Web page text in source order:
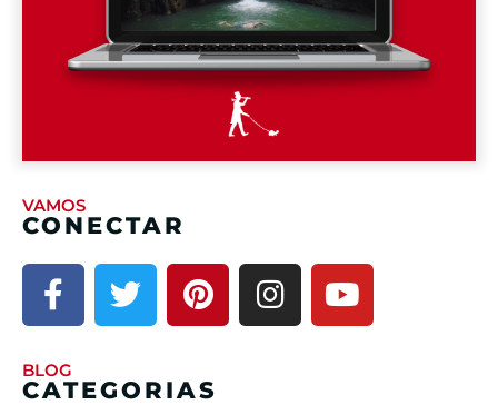
VAMOS
CONECTAR
BLOG
CATEGORIAS